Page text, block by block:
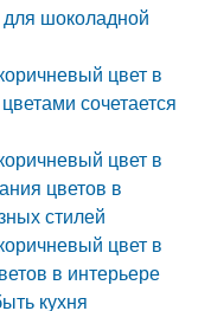
шоколадной
цвет в
сочетается
цвет в
цветов в
стилей
цвет в
в интерьере
кухня